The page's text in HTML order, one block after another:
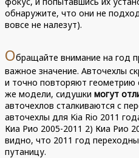
обнаружите, что они не
вовсе не налезут).
Обращайте внимание на год
важное значение. Авточехлы
и точно повторяют геометрию
же модели, сидушкимогут
авточехлов сталкиваются с
авточехлы для Kia Rio 2011
Киа Рио 2005-2011 2) Киа Рио
видно, что 2011 год
путаницу.